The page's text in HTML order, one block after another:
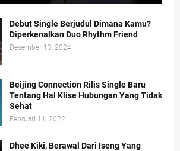
Debut Single Berjudul Dimana Kamu?
Diperkenalkan Duo Rhythm Friend
Desember 13, 2024
Beijing Connection Rilis Single Baru
Tentang Hal Klise Hubungan Yang Tidak
Sehat
Februari 11, 2022
Dhee Kiki, Berawal Dari Iseng Yang